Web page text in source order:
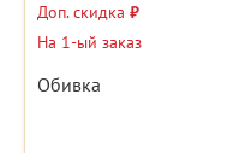
Доп. скидка ₽
На 1-ый заказ
Обивка